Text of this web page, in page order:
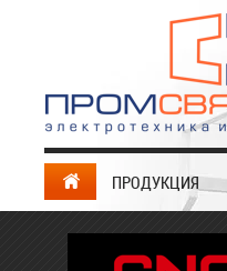
ПРОДУКЦИЯ